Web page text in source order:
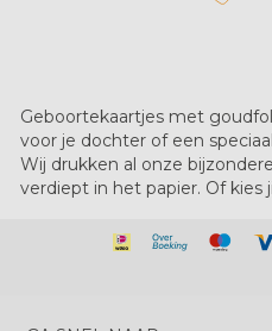
zet op
Geboortekaartjes met
voor je dochter of een
Wij drukken al onze
verdiept in het papier. Of